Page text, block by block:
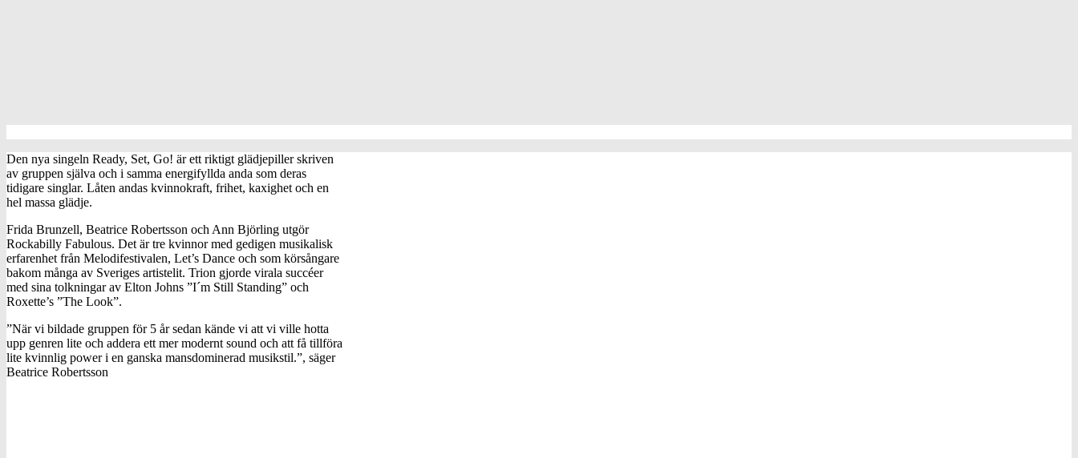
Den nya singeln Ready, Set, Go! är ett riktigt glädjepiller skriven
av gruppen själva och i samma energifyllda anda som deras
tidigare singlar. Låten andas kvinnokraft, frihet, kaxighet och en
hel massa glädje.
Frida Brunzell, Beatrice Robertsson och Ann Björling utgör
Rockabilly Fabulous. Det är tre kvinnor med gedigen musikalisk
erfarenhet från Melodifestivalen, Let’s Dance och som körsångare
bakom många av Sveriges artistelit. Trion gjorde virala succéer
med sina tolkningar av Elton Johns ”I´m Still Standing” och
Roxette’s ”The Look”.
”När vi bildade gruppen för 5 år sedan kände vi att vi ville hotta
upp genren lite och addera ett mer modernt sound och att få tillföra
lite kvinnlig power i en ganska mansdominerad musikstil.”, säger
Beatrice Robertsson